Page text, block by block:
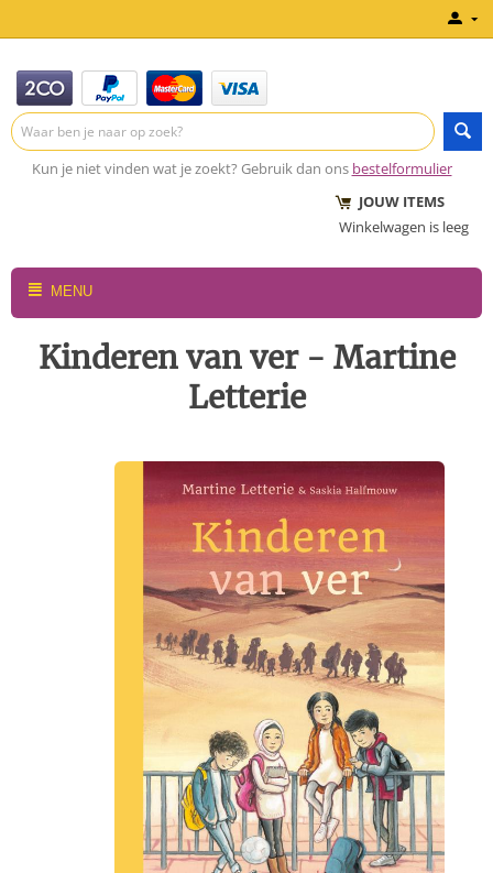
Kun je niet vinden wat je zoekt? Gebruik dan ons bestelformulier
JOUW ITEMS
Winkelwagen is leeg
MENU
Kinderen van ver - Martine
Letterie